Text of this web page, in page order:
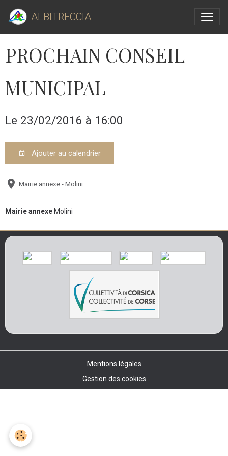
ALBITRECCIA
PROCHAIN CONSEIL
MUNICIPAL
Le 23/02/2016 à 16:00
Ajouter au calendrier
Mairie annexe - Molini
Mairie annexe Molini
Mentions légales
Gestion des cookies